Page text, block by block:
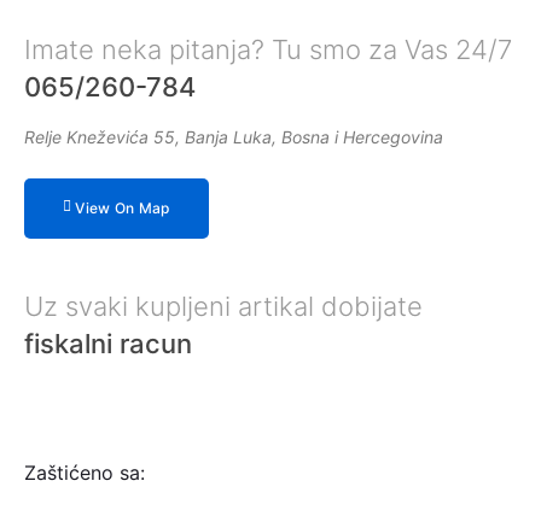
Imate neka pitanja? Tu smo za Vas 24/7
065/260-784
Relje Kneževića 55, Banja Luka, Bosna i Hercegovina
View On Map
Uz svaki kupljeni artikal dobijate
fiskalni racun
Zaštićeno sa: